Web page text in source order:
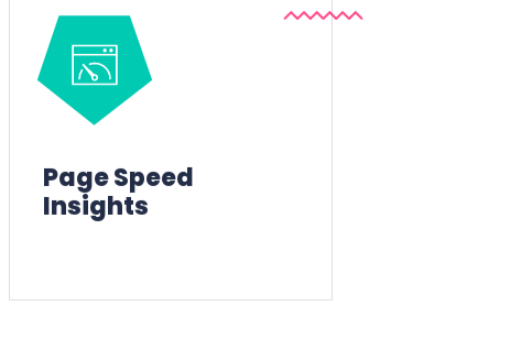
Page Speed ​​
Insights
Booster le
chargement de vos
pages
performances des pages
Internet.